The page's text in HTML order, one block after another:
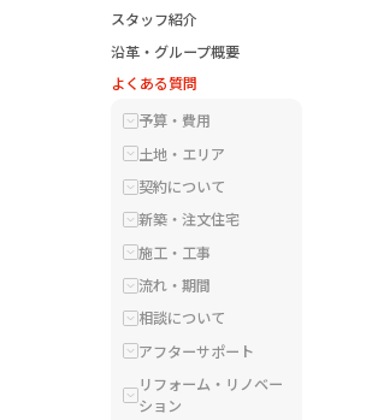
スタッフ紹介
沿革・グループ概要
よくある質問
予算・費用
土地・エリア
契約について
新築・注文住宅
施工・工事
流れ・期間
相談について
アフターサポート
リフォーム・リノベー
ション